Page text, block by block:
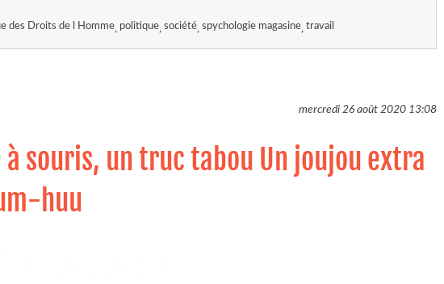
des Droits de l Homme politique société spychologie magasine travail
mercredi 26 août 2020 13:08
souris, un truc tabou Un joujou extra
huu